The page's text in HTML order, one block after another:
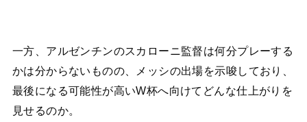
一方、アルゼンチンのスカローニ監督は何分プレーする
かは分からないものの、メッシの出場を示唆しており、
最後になる可能性が高いW杯へ向けてどんな仕上がりを
見せるのか。